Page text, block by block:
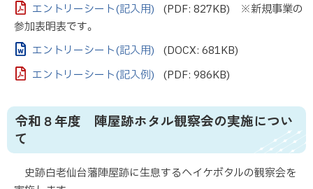
エントリーシート(記入用) (PDF: 827KB) ※新規事業の
参加表明表です。
エントリーシート(記入用)
(DOCX: 681KB)
エントリーシート(記入例)
(PDF: 986KB)
令和８年度 陣屋跡ホタル観察会の実施につい
て
史跡白老仙台藩陣屋跡に生息するヘイケボタルの観察会を